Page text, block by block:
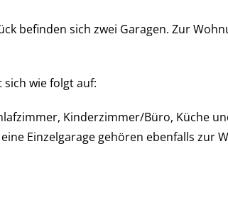
befinden sich zwei Garagen. Zur
wie folgt auf:
Kinderzimmer/Büro, Küche
Einzelgarage gehören ebenfalls zur